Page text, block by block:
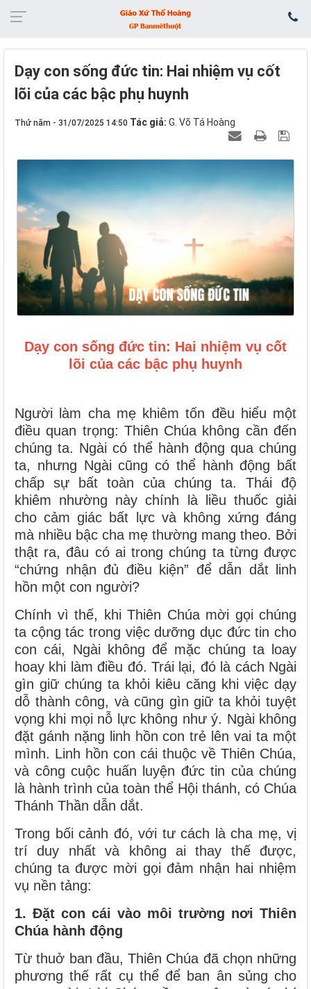
Dạy con sống đức tin: Hai nhiệm vụ cốt
lõi của các bậc phụ huynh
Thứ năm - 31/07/2025 14:50 Tác giả: G. Võ Tá Hoàng
Dạy con sống đức tin: Hai nhiệm vụ cốt
lõi của các bậc phụ huynh
Người làm cha mẹ khiêm tốn đều hiểu một
điều quan trọng: Thiên Chúa không cần đến
chúng ta. Ngài có thể hành động qua chúng
ta, nhưng Ngài cũng có thể hành động bất
chấp sự bất toàn của chúng ta. Thái độ
khiêm nhường này chính là liều thuốc giải
cho cảm giác bất lực và không xứng đáng
mà nhiều bậc cha mẹ thường mang theo. Bởi
thật ra, đâu có ai trong chúng ta từng được
“chứng nhận đủ điều kiện” để dẫn dắt linh
hồn một con người?
Chính vì thế, khi Thiên Chúa mời gọi chúng
ta cộng tác trong việc dưỡng dục đức tin cho
con cái, Ngài không để mặc chúng ta loay
hoay khi làm điều đó. Trái lại, đó là cách Ngài
gìn giữ chúng ta khỏi kiêu căng khi việc dạy
dỗ thành công, và cũng gìn giữ ta khỏi tuyệt
vọng khi mọi nỗ lực không như ý. Ngài không
đặt gánh nặng linh hồn con trẻ lên vai ta một
mình. Linh hồn con cái thuộc về Thiên Chúa,
và công cuộc huấn luyện đức tin của chúng
là hành trình của toàn thể Hội thánh, có Chúa
Thánh Thần dẫn dắt.
Trong bối cảnh đó, với tư cách là cha mẹ, vị
trí duy nhất và không ai thay thế được,
chúng ta được mời gọi đảm nhận hai nhiệm
vụ nền tảng:
1. Đặt con cái vào môi trường nơi Thiên
Chúa hành động
Từ thuở ban đầu, Thiên Chúa đã chọn những
phương thế rất cụ thể để ban ân sủng cho